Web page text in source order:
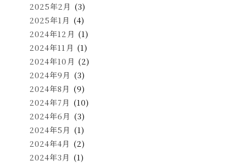
2025年2月 (3)
2025年1月 (4)
2024年12月 (1)
2024年11月 (1)
2024年10月 (2)
2024年9月 (3)
2024年8月 (9)
2024年7月 (10)
2024年6月 (3)
2024年5月 (1)
2024年4月 (2)
2024年3月 (1)